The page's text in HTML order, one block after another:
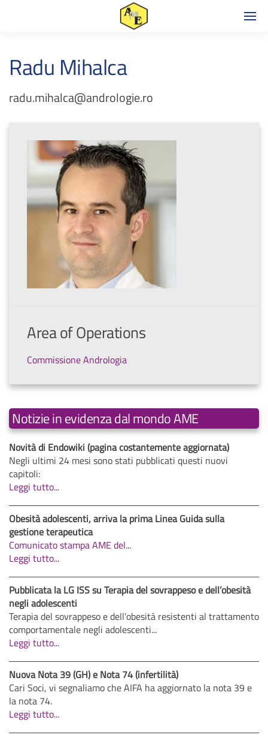
Radu Mihalca
radu.mihalca@andrologie.ro
Area of Operations
Commissione Andrologia
Notizie in evidenza dal mondo AME
Novità di Endowiki (pagina costantemente aggiornata)
Negli ultimi 24 mesi sono stati pubblicati questi nuovi
capitoli:
Leggi tutto...
Obesità adolescenti, arriva la prima Linea Guida sulla
gestione terapeutica
Comunicato stampa AME del...
Leggi tutto...
Pubblicata la LG ISS su Terapia del sovrappeso e dell’obesità
negli adolescenti
Terapia del sovrappeso e dell’obesità resistenti al trattamento
comportamentale negli adolescenti...
Leggi tutto...
Nuova Nota 39 (GH) e Nota 74 (infertilità)
Cari Soci, vi segnaliamo che AIFA ha aggiornato la nota 39 e
la nota 74.
Leggi tutto...